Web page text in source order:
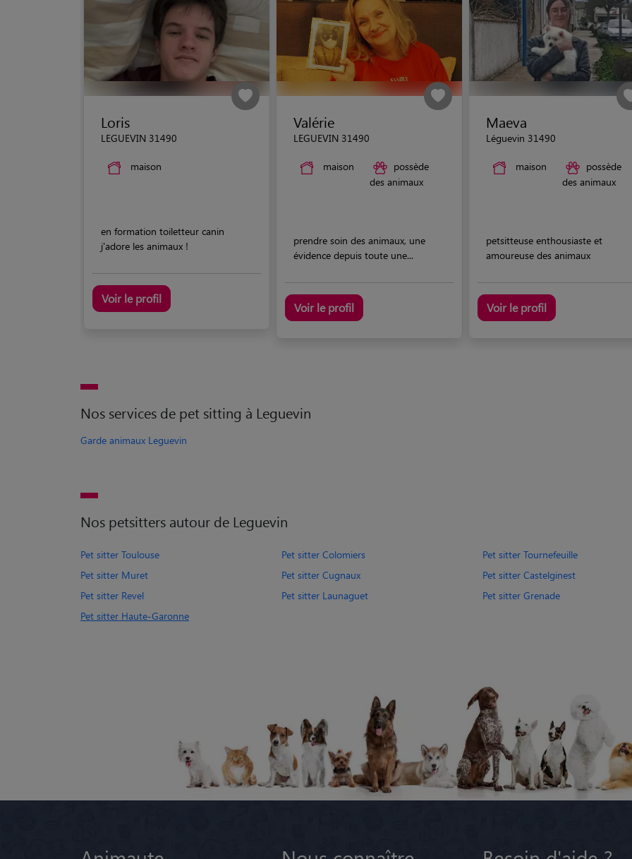
Loris
LEGUEVIN 31490
maison
en formation toiletteur canin
j'adore les animaux !
Voir le profil
Valérie
LEGUEVIN 31490
maison
possède
des animaux
prendre soin des animaux, une
évidence depuis toute une...
Voir le profil
Maeva
Léguevin 31490
maison
possède
des animaux
petsitteuse enthousiaste et
amoureuse des animaux
Voir le profil
Nos services de pet sitting à Leguevin
Garde animaux Leguevin
Nos petsitters autour de Leguevin
Pet sitter Toulouse Pet sitter Colomiers
Pet sitter Tournefeuille
Pet sitter Muret
Pet sitter Cugnaux
Pet sitter Castelginest
Pet sitter Revel
Pet sitter Launaguet
Pet sitter Grenade
Pet sitter Haute-Garonne